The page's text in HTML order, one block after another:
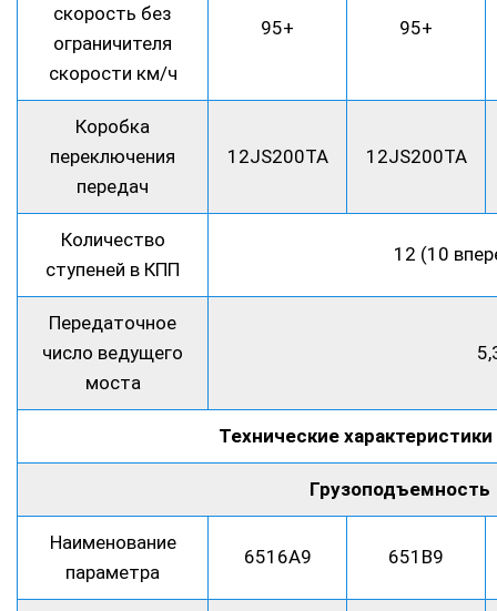
скорость без
ограничителя
скорости км/ч
95+ 95+
Коробка
переключения
передач
12JS200TA 12JS200TA
Количество
ступеней в КПП
12 (10
Передаточное
число ведущего
моста
Технические
Грузоподъемность
Наименование
параметра
6516А9 651В9